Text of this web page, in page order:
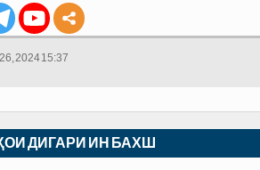
2024 15:37
ДИГАРИ ИН БАХШ